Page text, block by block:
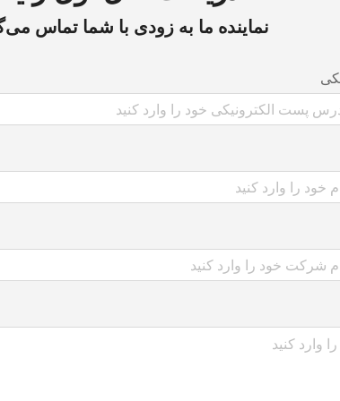
نماینده ما به زودی با شما تماس